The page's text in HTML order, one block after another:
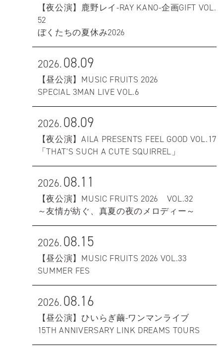
【夜公演】鹿野レイ-RAY KANO-企画GIFT VOL.
52
ぼくたちの夏休み2026
2026.08.09
【昼公演】MUSIC FRUITS 2026
SPECIAL 3MAN LIVE VOL.6
2026.08.09
【夜公演】AILA PRESENTS FEEL GOOD VOL.17
「THAT'S SUCH A CUTE SQUIRREL」
2026.08.11
【夜公演】MUSIC FRUITS 2026 VOL.32
～友情が紡ぐ、真夏の夜のメロディー～
2026.08.15
【昼公演】MUSIC FRUITS 2026 VOL.33
SUMMER FES
2026.08.16
【昼公演】ひいらぎ繭-ワンマンライブ
15TH ANNIVERSARY LINK DREAMS TOURS